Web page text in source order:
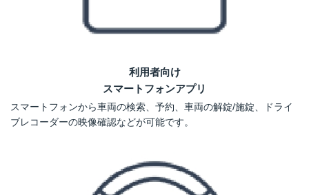
利用者向け
スマートフォンアプリ
スマートフォンから車両の検索、予約、車両の解錠/施錠、ドライ
ブレコーダーの映像確認などが可能です。